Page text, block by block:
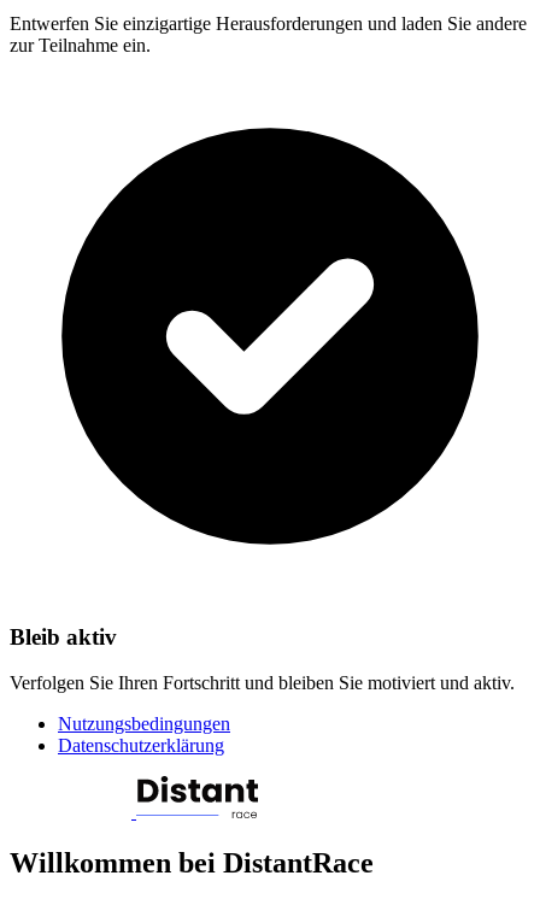
Entwerfen Sie einzigartige Herausforderungen und laden Sie andere
zur Teilnahme ein.
Bleib aktiv
Verfolgen Sie Ihren Fortschritt und bleiben Sie motiviert und aktiv.
Nutzungsbedingungen
Datenschutzerklärung
Willkommen bei DistantRace